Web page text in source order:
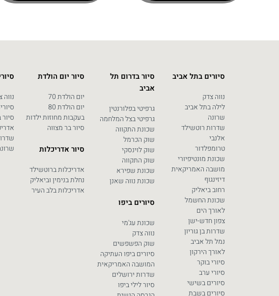
סיורים בתל אביב
נווה צדק
לילה בתל אביב
שרונה
שדרות רוטשילד
אלנבי
טרומפלדור
שכונת מונטיפיורי
מושבה האמריקאית
דיזינגוף
רחוב ביאליק
שכונת החשמל
לאורך הים
צפון חדש-ישן
שדרות בן גוריון
נמל תל אביב
לאורך הירקון
סיורי בוקר
סיורי ערב
סיורים בשישי
סיורים בשבת
סיור בדרום תל
אביב
גרפיטי בפלורנטין
גרפיטי בצל המלחמה
שכונת התקווה
שוק הכרמל
שוק לוינסקי
שוק התקווה
שכונת שפירא
שכונת נווה שאנן
סיורים ביפו
שכונת עג'מי
נווה צדק
שוק הפשפשים
סיורים ביפו העתיקה
המושבה האמריקאית
שדרות ירושלים
סיור לילי ביפו
סיור יום הולדת
יום הולדת 70
יום הולדת 80
בעקבות מחוזות ילדות
סיור בר מצווה
סיור אדריכלות
אדריכלות ברוטשילד
נחלת בנימין וביאליק
אדריכלות בלב העיר
סיור